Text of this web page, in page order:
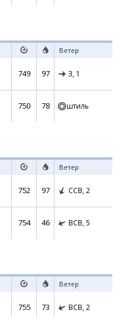
Ветер
749 97 З, 1
750 78 штиль
Ветер
752 97 ССВ, 2
754 46 ВСВ, 5
Ветер
755 73 ВСВ, 2